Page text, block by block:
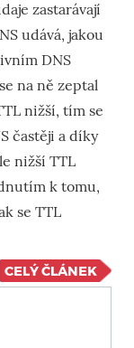
zastarávají
udává, jakou
DNS
na ně zeptal
nižší, tím se
častěji a díky
nižší TTL
k tomu,
se TTL
CELÝ ČLÁNEK